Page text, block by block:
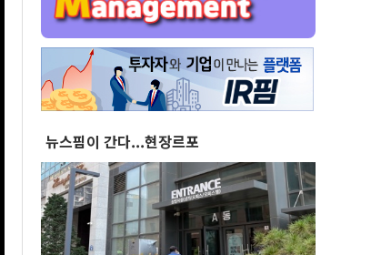
[스팟Live] ‘1211표 차’ 초접전, 승부 가를 제주
뉴스핌이 간다...현장르포